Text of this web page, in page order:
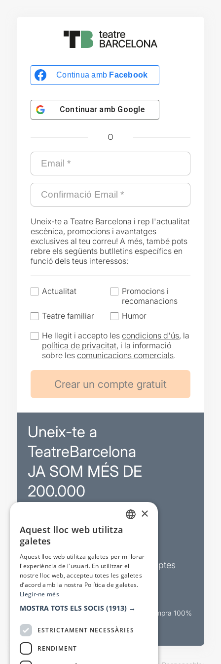
Continua amb Facebook
Continuar amb Google
O
Uneix-te a Teatre Barcelona i rep l'actualitat
escènica, promocions i avantatges
exclusives al teu correu! A més, també pots
rebre els següents butlletins específics en
funció dels teus interessos:
Actualitat
Promocions i
recomanacions
Teatre familiar
Humor
He llegit i accepto lescondicions d'ús, la
política de privacitat, i la informació
sobre lescomunicacions comercials.
Uneix-te a
TeatreBarcelona
JA SOM MÉS DE
200.000
Sortejos exclusius
Butlletins d’actualitat i descomptes
Valora espectacles
Canal oficial de venda teatral Compra 100%
×
Aquest lloc web utilitza
galetes
Aquest lloc web utilitza galetes per millorar
l'experiència de l'usuari. En utilitzar el
nostre lloc web, accepteu totes les galetes
d’acord amb la nostra Política de galetes.
Llegir-ne més
MOSTRA TOTS ELS SOCIS (1913) →
ESTRICTAMENT NECESSÀRIES
RENDIMENT